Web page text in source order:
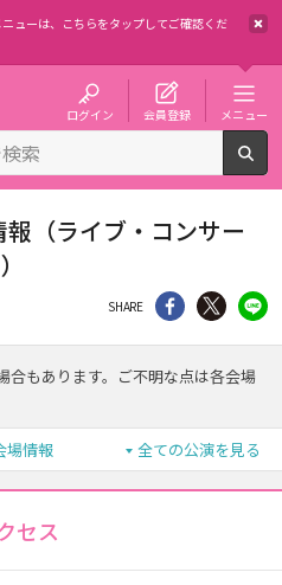
ューは、
こちらをタップしてご確認くだ
ログイン 会員登録 メニュー
（ライブ・コンサー
SHARE シェア Twitter
もあります。ご不明な点は各会場
場情報 全ての公演を見る
セス